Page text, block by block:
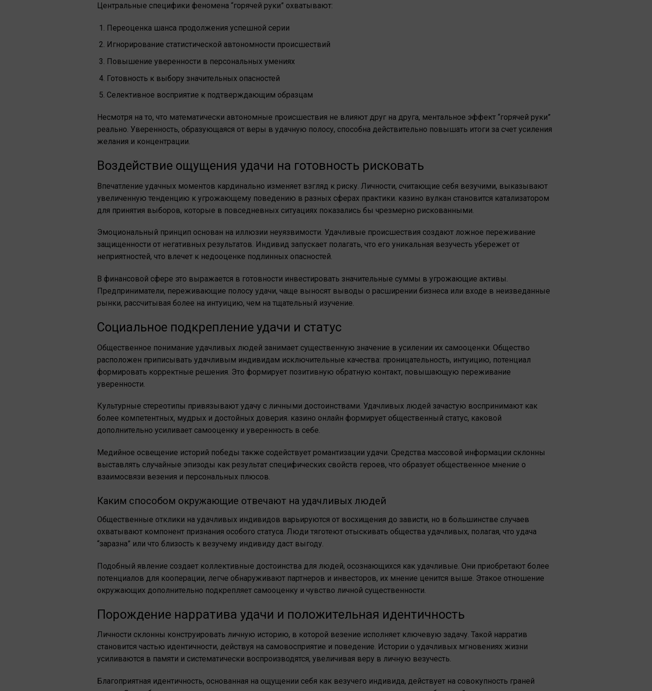
Центральные специфики феномена “горячей руки” охватывают:
Переоценка шанса продолжения успешной серии
Игнорирование статистической автономности происшествий
Повышение уверенности в персональных умениях
Готовность к выбору значительных опасностей
Селективное восприятие к подтверждающим образцам
Несмотря на то, что математически автономные происшествия не влияют друг на друга, ментальное эффект “горячей руки”
реально. Уверенность, образующаяся от веры в удачную полосу, способна действительно повышать итоги за счет усиления
желания и концентрации.
Воздействие ощущения удачи на готовность рисковать
Впечатление удачных моментов кардинально изменяет взгляд к риску. Личности, считающие себя везучими, выказывают
увеличенную тенденцию к угрожающему поведению в разных сферах практики. казино вулкан становится катализатором
для принятия выборов, которые в повседневных ситуациях показались бы чрезмерно рискованными.
Эмоциональный принцип основан на иллюзии неуязвимости. Удачливые происшествия создают ложное переживание
защищенности от негативных результатов. Индивид запускает полагать, что его уникальная везучесть убережет от
неприятностей, что влечет к недооценке подлинных опасностей.
В финансовой сфере это выражается в готовности инвестировать значительные суммы в угрожающие активы.
Предприниматели, переживающие полосу удачи, чаще выносят выводы о расширении бизнеса или входе в неизведанные
рынки, рассчитывая более на интуицию, чем на тщательный изучение.
Социальное подкрепление удачи и статус
Общественное понимание удачливых людей занимает существенную значение в усилении их самооценки. Общество
расположен приписывать удачливым индивидам исключительные качества: проницательность, интуицию, потенциал
формировать корректные решения. Это формирует позитивную обратную контакт, повышающую переживание
уверенности.
Культурные стереотипы привязывают удачу с личными достоинствами. Удачливых людей зачастую воспринимают как
более компетентных, мудрых и достойных доверия. казино онлайн формирует общественный статус, каковой
дополнительно усиливает самооценку и уверенность в себе.
Медийное освещение историй победы также содействует романтизации удачи. Средства массовой информации склонны
выставлять случайные эпизоды как результат специфических свойств героев, что образует общественное мнение о
взаимосвязи везения и персональных плюсов.
Каким способом окружающие отвечают на удачливых людей
Общественные отклики на удачливых индивидов варьируются от восхищения до зависти, но в большинстве случаев
охватывают компонент признания особого статуса. Люди тяготеют отыскивать общества удачливых, полагая, что удача
“заразна” или что близость к везучему индивиду даст выгоду.
Подобный явление создает коллективные достоинства для людей, осознающихся как удачливые. Они приобретают более
потенциалов для кооперации, легче обнаруживают партнеров и инвесторов, их мнение ценится выше. Этакое отношение
окружающих дополнительно подкрепляет самооценку и чувство личной существенности.
Порождение нарратива удачи и положительная идентичность
Личности склонны конструировать личную историю, в которой везение исполняет ключевую задачу. Такой нарратив
становится частью идентичности, действуя на самовосприятие и поведение. Истории о удачливых мгновениях жизни
усиливаются в памяти и систематически воспроизводятся, увеличивая веру в личную везучесть.
Благоприятная идентичность, основанная на ощущении себя как везучего индивида, действует на совокупность граней